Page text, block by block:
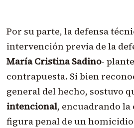
Por su parte, la defensa
intervención previa de la
María Cristina Sadino-
contrapuesta. Si bien
general del hecho, sostuvo
intencional, encuadrando la
figura penal de un